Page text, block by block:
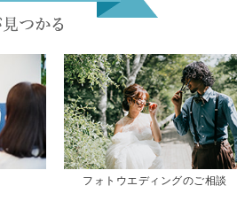
フォトウエディングのご相談